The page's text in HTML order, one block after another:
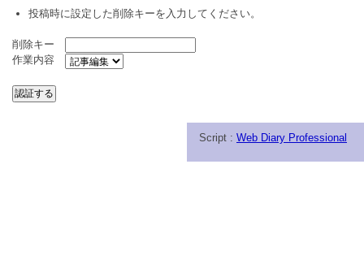
投稿時に設定した削除キーを入力してください。
削除キー
作業内容
Script : Web Diary Professional